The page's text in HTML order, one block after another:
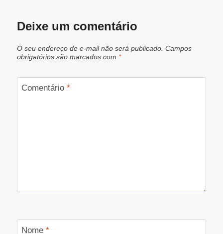
Deixe um comentário
O seu endereço de e-mail não será publicado. Campos
obrigatórios são marcados com *
Comentário *
Nome *